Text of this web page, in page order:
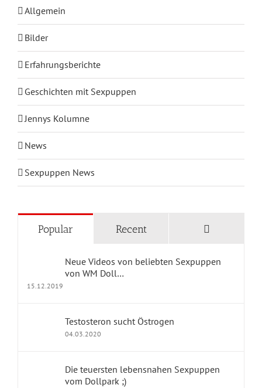
Allgemein
Bilder
Erfahrungsberichte
Geschichten mit Sexpuppen
Jennys Kolumne
News
Sexpuppen News
Popular Recent
Neue Videos von beliebten Sexpuppen
von WM Doll…
15.12.2019
Testosteron sucht Östrogen
04.03.2020
Die teuersten lebensnahen Sexpuppen
vom Dollpark ;)
KATEGORIEN
Geschichten mit Sexpuppen
Erfahrungsberichte